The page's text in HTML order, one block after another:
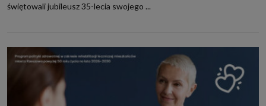
świętowali jubileusz 35-lecia swojego ...